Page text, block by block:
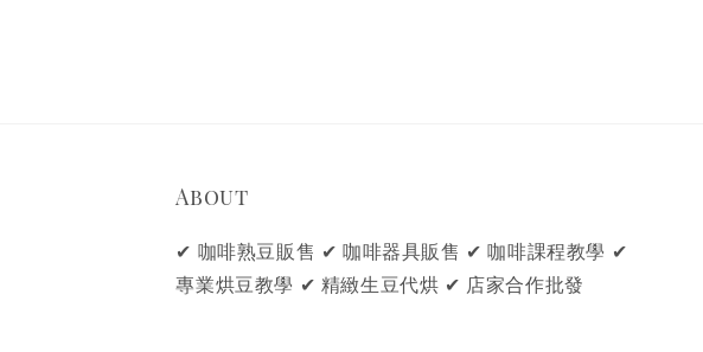
About
✔ 咖啡熟豆販售 ✔ 咖啡器具販售 ✔ 咖啡課程教學 ✔
專業烘豆教學 ✔ 精緻生豆代烘 ✔ 店家合作批發